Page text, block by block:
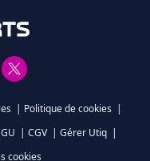
| Politique de cookies |
| CGV | Gérer Utiq |
cookies